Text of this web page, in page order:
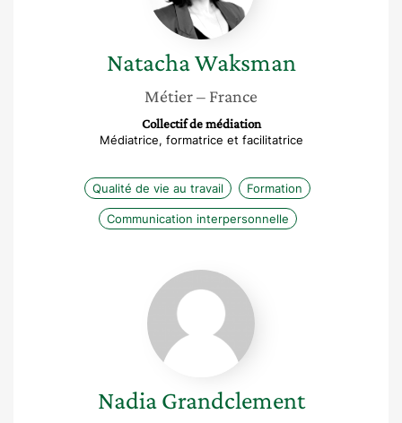
NatachaWaksman
Métier– France
Collectif de médiation
Médiatrice, formatrice et facilitatrice
Qualité de vie au travail Formation
Communication interpersonnelle
Nadia
Grandclement
Nadia Grandclement